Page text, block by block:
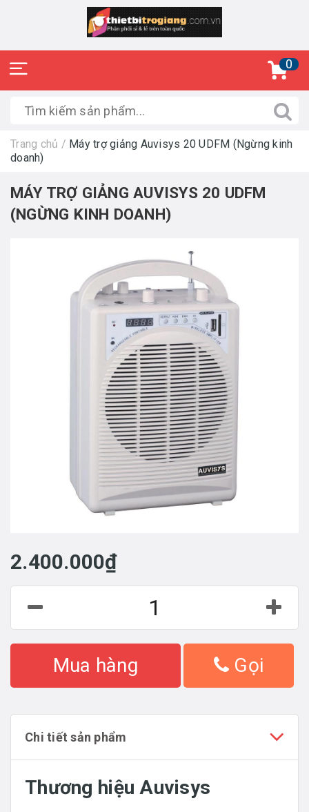
0
Trang chủ / Máy trợ giảng Auvisys 20 UDFM (Ngừng kinh
doanh)
MÁY TRỢ GIẢNG AUVISYS 20 UDFM
(NGỪNG KINH DOANH)
2.400.000₫
Mua hàng Gọi
Chi tiết sản phẩm
Thương hiệu Auvisys